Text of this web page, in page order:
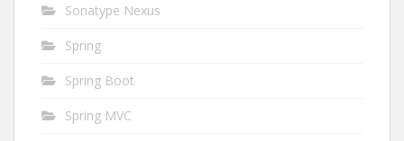
Sonatype Nexus
Spring
Spring Boot
Spring MVC